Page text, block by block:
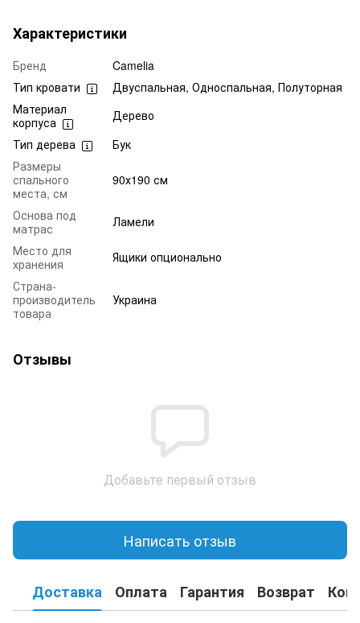
Характеристики
Бренд
Camelia
Тип кровати
Двуспальная, Односпальная, Полуторная
Материал
корпуса
Дерево
Тип дерева
Бук
Размеры
спального
места, см
90х190 см
Основа под
матрас
Ламели
Место для
хранения
Ящики опционально
Страна-
производитель
товара
Украина
Отзывы
Добавьте первый отзыв
Написать отзыв
Доставка Оплата Гарантия Возврат